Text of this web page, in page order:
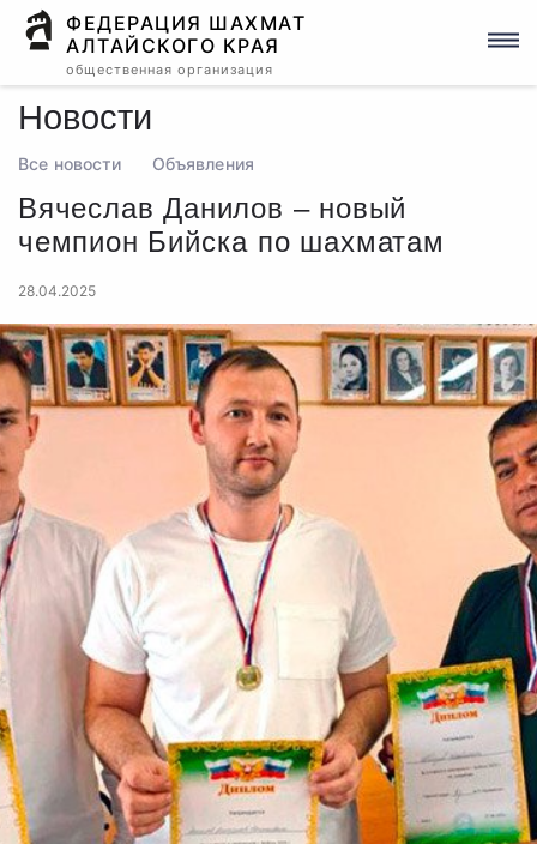
ФЕДЕРАЦИЯ ШАХМАТ
АЛТАЙСКОГО КРАЯ
общественная организация
Новости
Все новости Объявления
Вячеслав Данилов – новый
чемпион Бийска по шахматам
28.04.2025